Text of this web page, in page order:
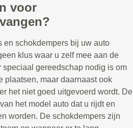
voor
en schokdempers bij uw auto
klus waar u zelf mee aan de
speciaal gereedschap nodig is om
plaatsen, maar daarnaast ook
het niet goed uitgevoerd wordt. De
het model auto dat u rijdt en
worden. De schokdempers zijn